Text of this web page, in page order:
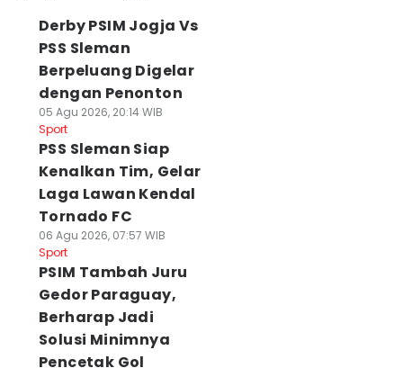
Derby PSIM Jogja Vs
PSS Sleman
Berpeluang Digelar
dengan Penonton
05 Agu 2026, 20:14 WIB
Sport
PSS Sleman Siap
Kenalkan Tim, Gelar
Laga Lawan Kendal
Tornado FC
06 Agu 2026, 07:57 WIB
Sport
PSIM Tambah Juru
Gedor Paraguay,
Berharap Jadi
Solusi Minimnya
Pencetak Gol